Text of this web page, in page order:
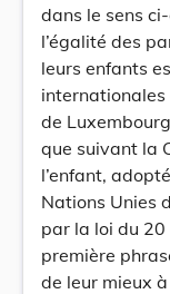
dans le sens
l’égalité des
leurs enfants
de
que suivant la
l’enfant,
Nations Unies
par la loi du
première
de leur mieux